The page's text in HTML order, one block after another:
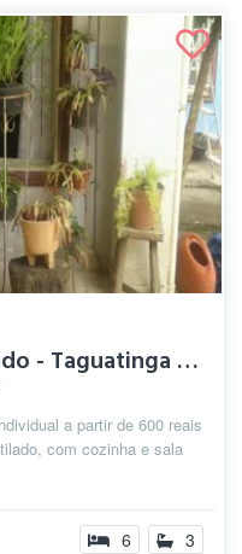
Vaga em lar compartilhado - Taguatinga n...
a partir de 600 reais
com cozinha e sala
6 3